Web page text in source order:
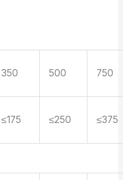
350 500 750
≤175 ≤250 ≤375